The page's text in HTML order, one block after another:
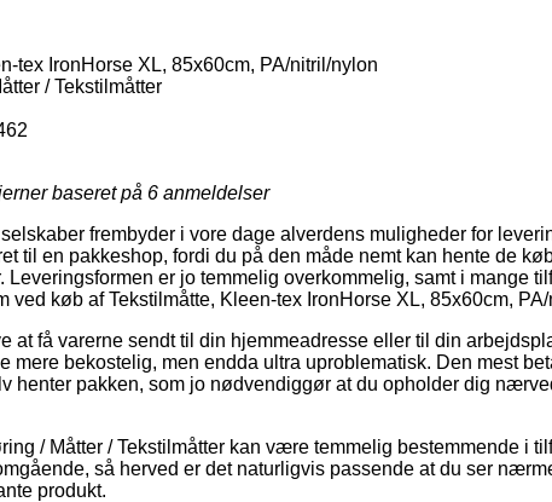
tex IronHorse XL, 85x60cm, PA/nitril/nylon
/ Tekstilmåtter
baseret på 6 anmeldelser
frembyder i vore dage alverdens muligheder for
til en pakkeshop, fordi du på den måde nemt kan hente de
Leveringsformen er jo temmelig overkommelig, samt i mange
ved køb af Tekstilmåtte, Kleen-tex IronHorse XL, 85x60cm,
at få varerne sendt til din hjemmeadresse eller til din
mere bekostelig, men endda ultra uproblematisk. Den mest
henter pakken, som jo nødvendiggør at du opholder dig
/ Måtter / Tekstilmåtter kan være temmelig bestemmende i
så herved er det naturligvis passende at du ser
produkt.